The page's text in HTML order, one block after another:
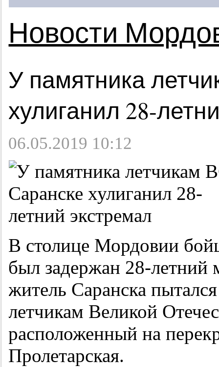
Новости
У памятника
хулиганил 28-
06.05.2019 10:12
В столице Мордовии
был задержан 28-
житель Саранска
летчикам Великой
расположенный на
Пролетарская.